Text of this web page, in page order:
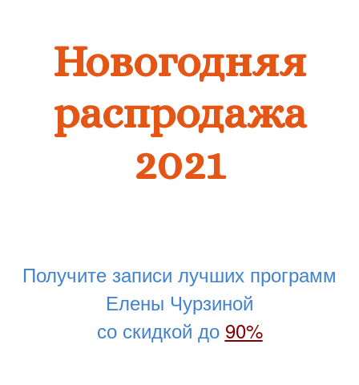
Новогодняя
распродажа
2021
Получите записи лучших программ
Елены Чурзиной
со скидкой до 90%